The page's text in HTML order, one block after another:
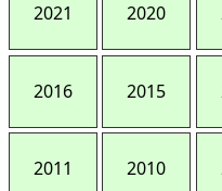
2021 2020
2016 2015
2011 2010